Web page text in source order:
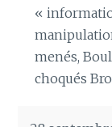
«
menés,
choqués